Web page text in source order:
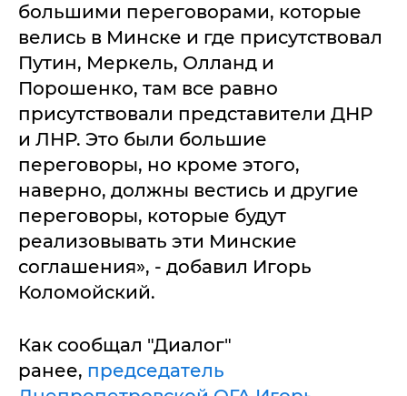
большими переговорами, которые
велись в Минске и где присутствовал
Путин, Меркель, Олланд и
Порошенко, там все равно
присутствовали представители ДНР
и ЛНР. Это были большие
переговоры, но кроме этого,
наверно, должны вестись и другие
переговоры, которые будут
реализовывать эти Минские
соглашения», - добавил Игорь
Коломойский.
Как сообщал "Диалог"
ранее, председатель